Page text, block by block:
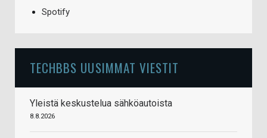
Spotify
TECHBBS UUSIMMAT VIESTIT
Yleistä keskustelua sähköautoista
8.8.2026